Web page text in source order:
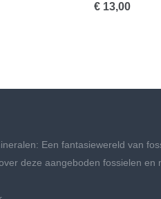
€ 13,00
Een fantasiewereld van
deze aangeboden fossielen en